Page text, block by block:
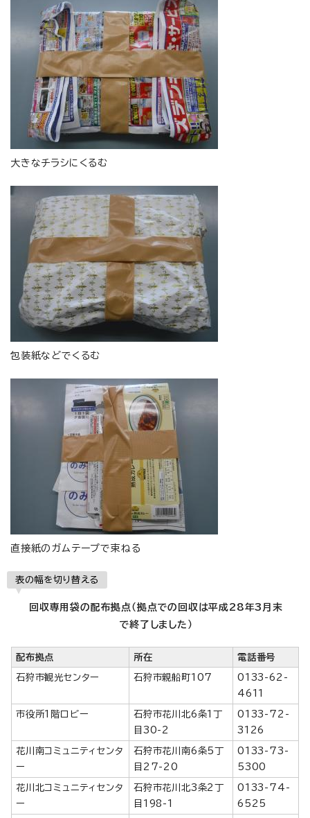
大きなチラシにくるむ
包装紙などでくるむ
直接紙のガムテープで束ねる
表の幅を切り替える
回収専用袋の配布拠点（拠点での回収は平成28年3月末
で終了しました）
配布拠点 所在 電話番号
石狩市観光センター 石狩市親船町107
0133-62-
4611
市役所1階ロビー
石狩市花川北6条1丁
目30-2
0133-72-
3126
花川南コミュニティセンタ
ー
石狩市花川南6条5丁
目27-20
0133-73-
5300
花川北コミュニティセンタ
ー
石狩市花川北3条2丁
目198-1
0133-74-
6525